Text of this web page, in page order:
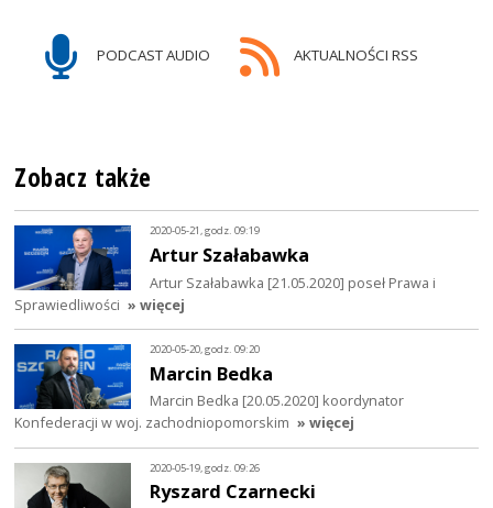
PODCAST AUDIO AKTUALNOŚCI RSS
Zobacz także
2020-05-21, godz. 09:19
Artur Szałabawka
Artur Szałabawka [21.05.2020] poseł Prawa i
Sprawiedliwości » więcej
2020-05-20, godz. 09:20
Marcin Bedka
Marcin Bedka [20.05.2020] koordynator
Konfederacji w woj. zachodniopomorskim » więcej
2020-05-19, godz. 09:26
Ryszard Czarnecki